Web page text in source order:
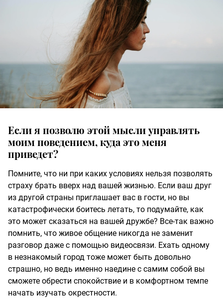
Если я позволю этой мысли управлять
моим поведением, куда это меня
приведет?
Помните, что ни при каких условиях нельзя позволять
страху брать вверх над вашей жизнью. Если ваш друг
из другой страны приглашает вас в гости, но вы
катастрофически боитесь летать, то подумайте, как
это может сказаться на вашей дружбе? Все-так важно
помнить, что живое общение никогда не заменит
разговор даже с помощью видеосвязи. Ехать одному
в незнакомый город тоже может быть довольно
страшно, но ведь именно наедине с самим собой вы
сможете обрести спокойствие и в комфортном темпе
начать изучать окрестности.